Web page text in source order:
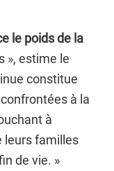
le poids de la
», estime le
constitue
à la
à
leurs familles
de vie. »